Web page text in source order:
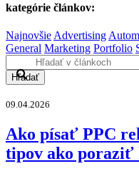
kategórie článkov:
Najnovšie Advertising
General Marketing Portfolio
Hľadať
09.04.2026
Ako písať PPC
tipov ako poraziť